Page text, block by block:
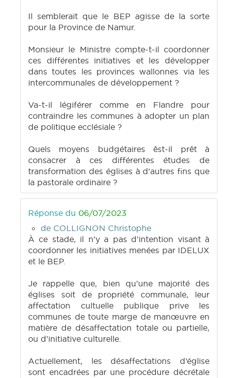
Il semblerait que le BEP agisse de la sorte
pour la Province de Namur.
Monsieur le Ministre compte-t-il coordonner
ces différentes initiatives et les développer
dans toutes les provinces wallonnes via les
intercommunales de développement ?
Va-t-il légiférer comme en Flandre pour
contraindre les communes à adopter un plan
de politique ecclésiale ?
Quels moyens budgétaires êst-il prêt à
consacrer à ces différentes études de
transformation des églises à d'autres fins que
la pastorale ordinaire ?
Réponse du 06/07/2023
de COLLIGNON Christophe
À ce stade, il n’y a pas d’intention visant à
coordonner les initiatives menées par IDELUX
et le BEP.
Je rappelle que, bien qu’une majorité des
églises soit de propriété communale, leur
affectation cultuelle publique prive les
communes de toute marge de manœuvre en
matière de désaffectation totale ou partielle,
ou d’initiative culturelle.
Actuellement, les désaffectations d’église
sont encadrées par une procédure décrétale